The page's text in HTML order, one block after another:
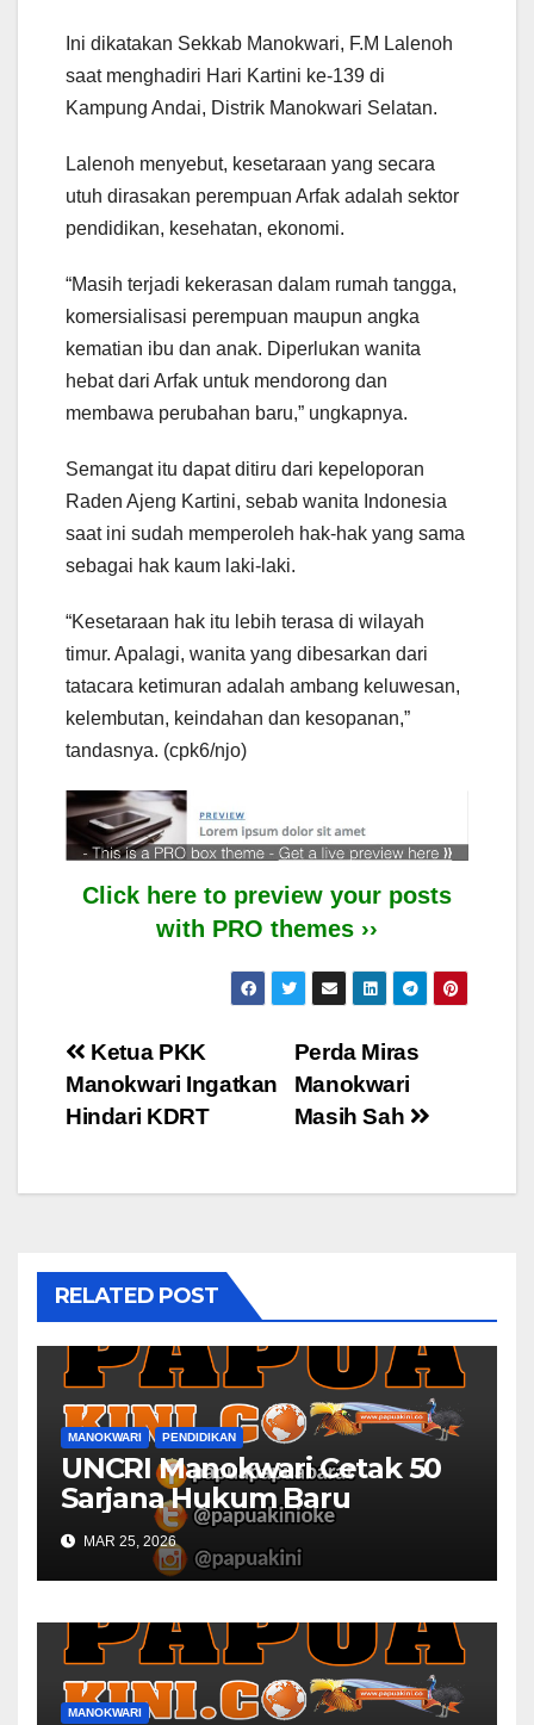
Ini dikatakan Sekkab Manokwari, F.M Lalenoh
saat menghadiri Hari Kartini ke-139 di
Kampung Andai, Distrik Manokwari Selatan.
Lalenoh menyebut, kesetaraan yang secara
utuh dirasakan perempuan Arfak adalah sektor
pendidikan, kesehatan, ekonomi.
“Masih terjadi kekerasan dalam rumah tangga,
komersialisasi perempuan maupun angka
kematian ibu dan anak. Diperlukan wanita
hebat dari Arfak untuk mendorong dan
membawa perubahan baru,” ungkapnya.
Semangat itu dapat ditiru dari kepeloporan
Raden Ajeng Kartini, sebab wanita Indonesia
saat ini sudah memperoleh hak-hak yang sama
sebagai hak kaum laki-laki.
“Kesetaraan hak itu lebih terasa di wilayah
timur. Apalagi, wanita yang dibesarkan dari
tatacara ketimuran adalah ambang keluwesan,
kelembutan, keindahan dan kesopanan,”
tandasnya. (cpk6/njo)
Click here to preview your posts
with PRO themes ››
Post
navigation
Perda Miras
Manokwari
Masih Sah
Ketua PKK
Manokwari Ingatkan
Hindari KDRT
RELATED POST
MANOKWARI PENDIDIKAN
UNCRI Manokwari Cetak 50
Sarjana Hukum Baru
MAR 25, 2026
MANOKWARI